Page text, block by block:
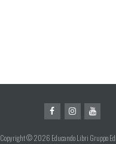
Copyright © 2026 Educando Libri Gruppo